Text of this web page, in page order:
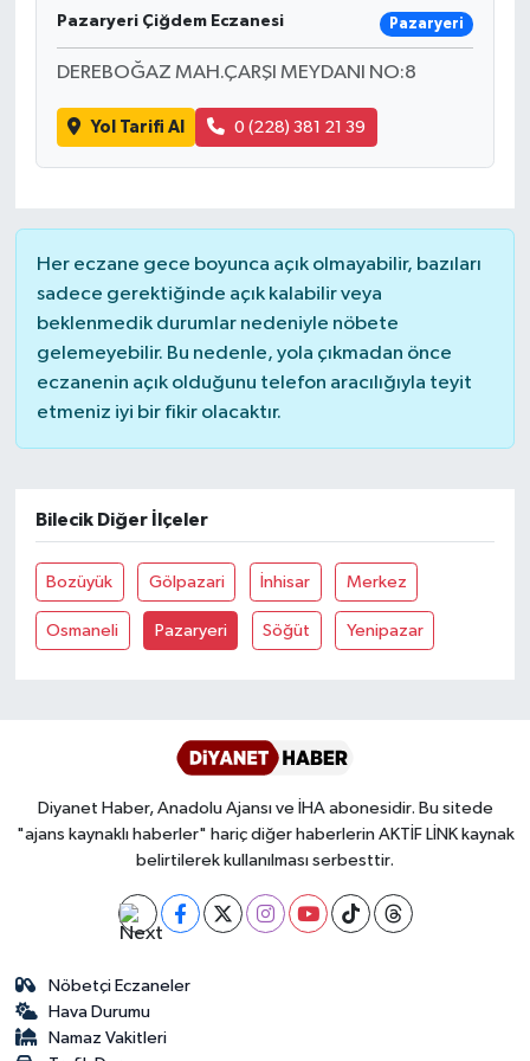
Pazaryeri Çiğdem Eczanesi Pazaryeri
DEREBOĞAZ MAH.ÇARŞI MEYDANI NO:8
Yol Tarifi Al 0 (228) 381 21 39
Her eczane gece boyunca açık olmayabilir, bazıları
sadece gerektiğinde açık kalabilir veya
beklenmedik durumlar nedeniyle nöbete
gelemeyebilir. Bu nedenle, yola çıkmadan önce
eczanenin açık olduğunu telefon aracılığıyla teyit
etmeniz iyi bir fikir olacaktır.
Bilecik Diğer İlçeler
Bozüyük Gölpazari İnhisar Merkez
Osmaneli Pazaryeri Söğüt Yenipazar
Diyanet Haber, Anadolu Ajansı ve İHA abonesidir. Bu sitede
"ajans kaynaklı haberler" hariç diğer haberlerin AKTİF LİNK kaynak
belirtilerek kullanılması serbesttir.
Nöbetçi Eczaneler
Hava Durumu
Namaz Vakitleri
Aydın Müftülüğü
Bartın Müftülüğü
Batman Müftülüğü
Bayburt Müftülüğü
Bingöl Müftülüğü
Bitlis Müftülüğü
Bolu Müftülüğü
Bursa Müftülüğü
Çanakkale Müftülüğü
Denizli Müftülüğü
Mukabele
Ramazan
Sahabeler
Zekat
DİYANET GENÇLİK
DEPREM
Dünya
Eğitim
Aile
Sağlık
Makaleler
Podcast
Diyanet TV